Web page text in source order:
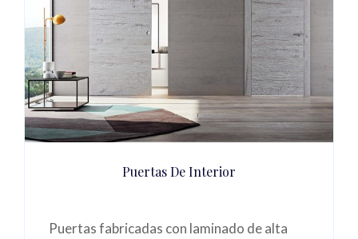
Puertas De Interior
Puertas fabricadas con laminado de alta